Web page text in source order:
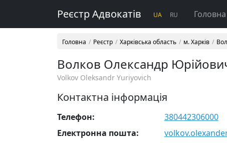
Реєстр Адвокатів UA RU Головна
Головна Реєстр Харківська область м. Харків
Волков Олександр
Volkov Oleksandr Yuriyovich
Контактна інформація
Телефон:
380442306000
Електронна пошта: